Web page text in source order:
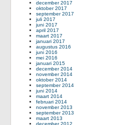
december 2017
oktober 2017
september 2017
juli 2017
juni 2017
april 2017
maart 2017
januari 2017
augustus 2016
juni 2016
mei 2016
januari 2015
december 2014
november 2014
oktober 2014
september 2014
juni 2014
maart 2014
februari 2014
november 2013
september 2013
maart 2013
december 2012